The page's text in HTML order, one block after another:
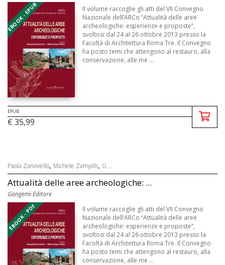
EBOOK - EPUB
Il volume raccoglie gli atti del VII Convegno
Nazionale dell’ARCo “Attualità delle aree
archeologiche: esperienze e proposte”,
svoltosi dal 24 al 26 ottobre 2013 presso la
Facoltà di Architettura Roma Tre. Il Convegno
ha posto temi che attengono al restauro, alla
conservazione, alle me ...
EPUB
€ 35,99
Paola Zanovello, Michele Zampilli, G ...
Attualità delle aree archeologiche: ...
Gangemi Editore
EBOOK - PDF
Il volume raccoglie gli atti del VII Convegno
Nazionale dell’ARCo “Attualità delle aree
archeologiche: esperienze e proposte”,
svoltosi dal 24 al 26 ottobre 2013 presso la
Facoltà di Architettura Roma Tre. Il Convegno
ha posto temi che attengono al restauro, alla
conservazione, alle me ...